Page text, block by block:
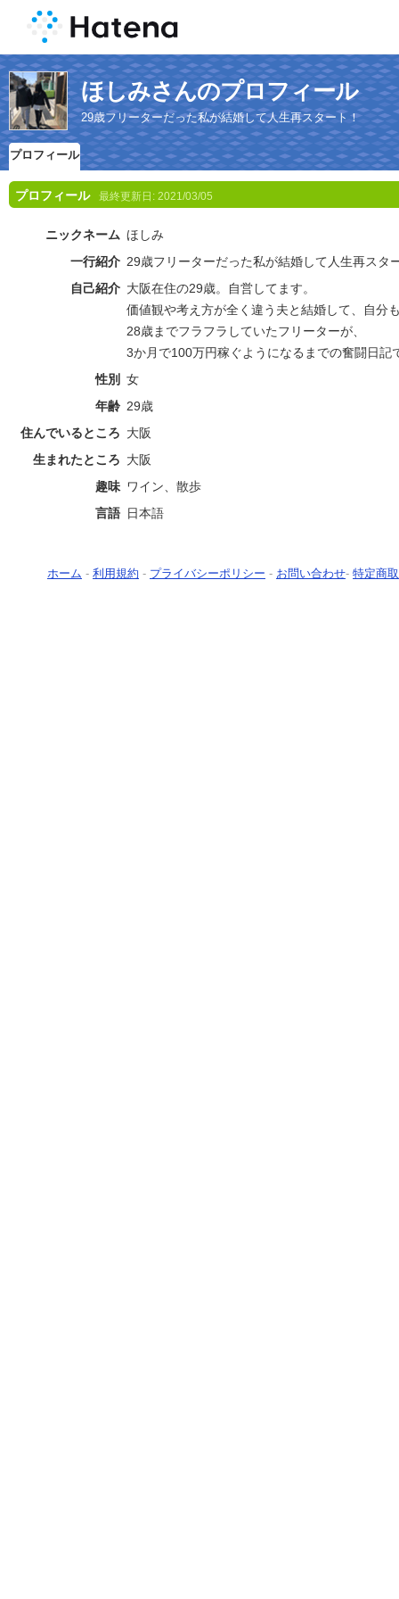
ほしみさんのプロフィール
29歳フリーターだった私が結婚して人生再スタート！
プロフィール
プロフィール 最終更新日: 2021/03/05
ニックネーム ほしみ
一行紹介 29歳フリーターだった私が結婚して人生再スタ
自己紹介 大阪在住の29歳。自営してます。
価値観や考え方が全く違う夫と結婚して、自分
28歳までフラフラしていたフリーターが、
3か月で100万円稼ぐようになるまでの奮闘日記
性別
女
年齢 29歳
住んでいるところ 大阪
生まれたところ 大阪
趣味 ワイン、散歩
言語 日本語
ホーム - 利用規約 - プライバシーポリシー - お問い合わせ- 特定商